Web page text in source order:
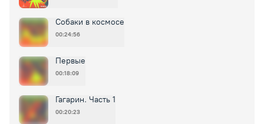
Собаки в космосе
00:24:56
Первые
00:18:09
Гагарин. Часть 1
00:20:23